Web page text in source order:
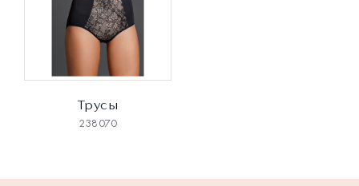
Трусы
238070